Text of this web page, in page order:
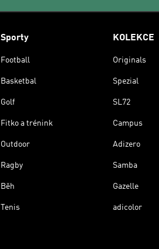
Sporty
Football
Basketbal
Golf
Fitko a trénink
Outdoor
Ragby
Běh
Tenis
KOLEKCE
Originals
Spezial
SL72
Campus
Adizero
Samba
Gazelle
adicolor